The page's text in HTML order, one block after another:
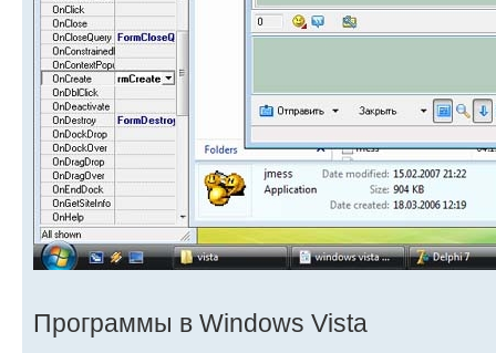
Программы в Windows Vista